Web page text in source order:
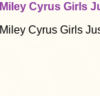
Miley Cyrus Girls
Miley Cyrus Girls